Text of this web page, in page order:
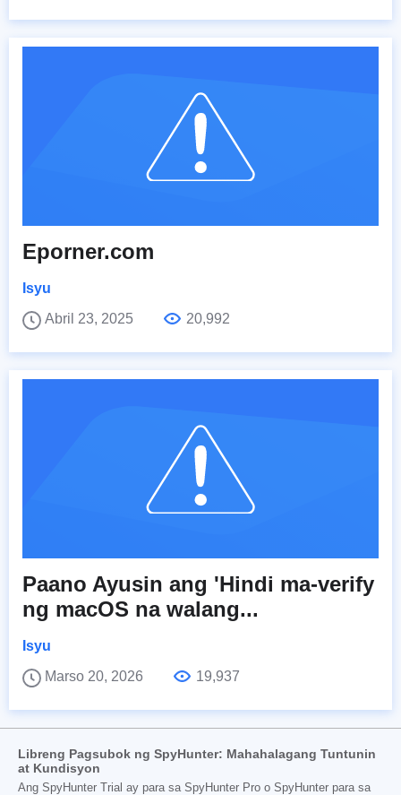
Eporner.com
Isyu
Abril 23, 2025
20,992
Paano Ayusin ang 'Hindi ma-verify
ng macOS na walang...
Isyu
Marso 20, 2026
19,937
Libreng Pagsubok ng SpyHunter: Mahahalagang Tuntunin
at Kundisyon
Ang SpyHunter Trial ay para sa SpyHunter Pro o SpyHunter para sa